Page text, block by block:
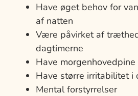
Have øget behov for
af natten
Være påvirket af
dagtimerne
Have morgenhovedpine
Have større irritabilitet i
Mental forstyrrelser